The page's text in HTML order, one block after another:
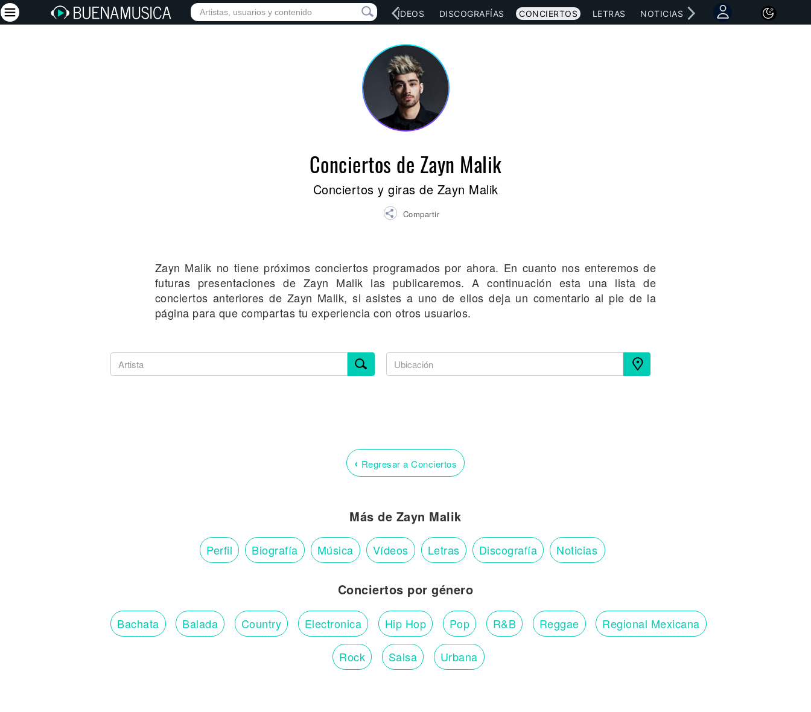
INICIO ARTISTAS RED SOCIAL MÚSICA VÍDEOS DISCOGRAFÍAS CONCIERTOS LETRAS NOTICIAS
Conciertos de Zayn Malik
Conciertos y giras de Zayn Malik
Compartir
Zayn Malik no tiene próximos conciertos programados por ahora. En cuanto nos enteremos de
futuras presentaciones de Zayn Malik las publicaremos. A continuación esta una lista de
conciertos anteriores de Zayn Malik, si asistes a uno de ellos deja un comentario al pie de la
página para que compartas tu experiencia con otros usuarios.
‹ Regresar a Conciertos
Más de Zayn Malik
Perfil Biografía Música Vídeos Letras Discografía Noticias
Conciertos por género
Bachata Balada Country Electronica Hip Hop Pop R&B Reggae Regional Mexicana
Rock Salsa Urbana